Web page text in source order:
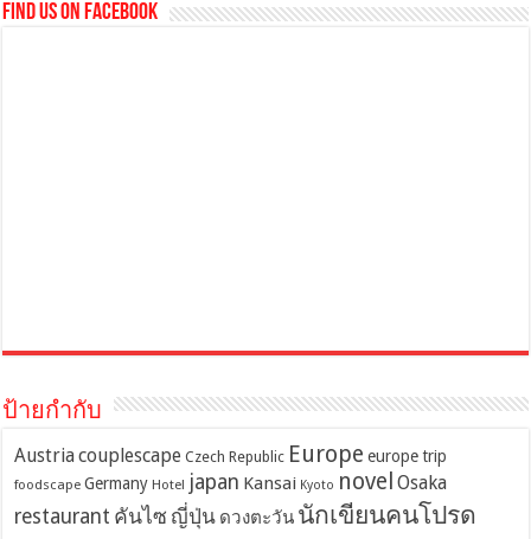
Find us on Facebook
ป้ายกำกับ
Austriacouplescape Czech Republic Europe europe trip
foodscape Germany Hotel japan Kansai Kyoto novel Osaka
restaurant คันไซ ญี่ปุ่น ดวงตะวัน นักเขียนคนโปรด